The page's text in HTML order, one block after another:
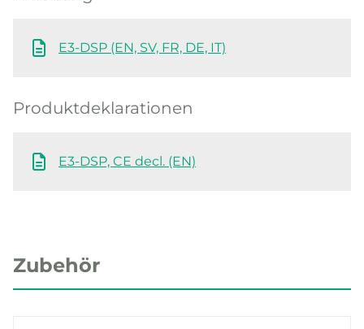
E3-DSP (EN, SV, FR, DE, IT)
Produktdeklarationen
E3-DSP, CE decl. (EN)
Zubehör